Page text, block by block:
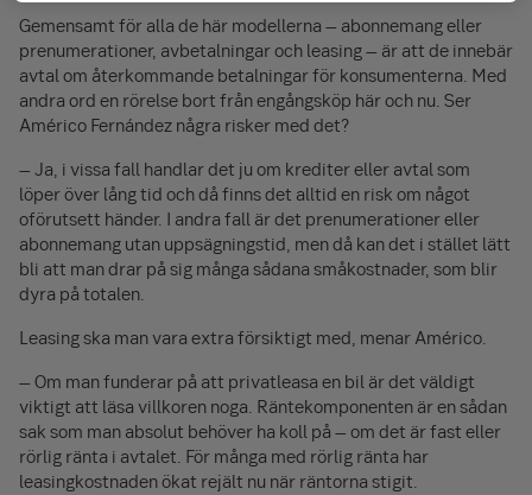
Gemensamt för alla de här modellerna – abonnemang eller
prenumerationer, avbetalningar och leasing – är att de innebär
avtal om återkommande betalningar för konsumenterna. Med
andra ord en rörelse bort från engångsköp här och nu. Ser
Américo Fernández några risker med det?
– Ja, i vissa fall handlar det ju om krediter eller avtal som
löper över lång tid och då finns det alltid en risk om något
oförutsett händer. I andra fall är det prenumerationer eller
abonnemang utan uppsägningstid, men då kan det i stället lätt
bli att man drar på sig många sådana småkostnader, som blir
dyra på totalen.
Leasing ska man vara extra försiktigt med, menar Américo.
– Om man funderar på att privatleasa en bil är det väldigt
viktigt att läsa villkoren noga. Räntekomponenten är en sådan
sak som man absolut behöver ha koll på – om det är fast eller
rörlig ränta i avtalet. För många med rörlig ränta har
leasingkostnaden ökat rejält nu när räntorna stigit.